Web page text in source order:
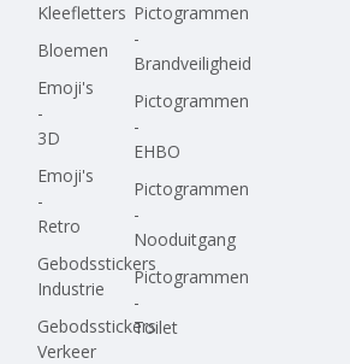
ontwerp
Kleefletters
Bloemen
Emoji's
-
3D
Emoji's
-
Retro
Gebodsstickers
Industrie
Gebodsstickers
Verkeer
Pictogrammen
-
Brandveiligheid
Pictogrammen
-
EHBO
Pictogrammen
-
Nooduitgang
Pictogrammen
-
Toilet